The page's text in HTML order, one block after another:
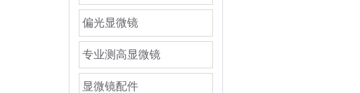
偏光显微镜
专业测高显微镜
显微镜配件